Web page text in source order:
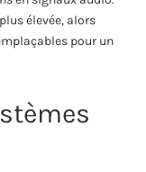
élevée, alors
pour un